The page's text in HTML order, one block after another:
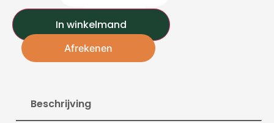
In winkelmand
Afrekenen
Beschrijving